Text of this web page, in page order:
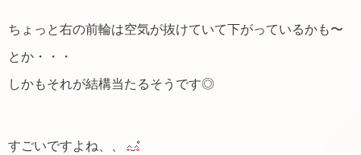
ちょっと右の前輪は空気が抜けていて下がっているかも〜
とか・・・
しかもそれが結構当たるそうです◎
すごいですよね、、